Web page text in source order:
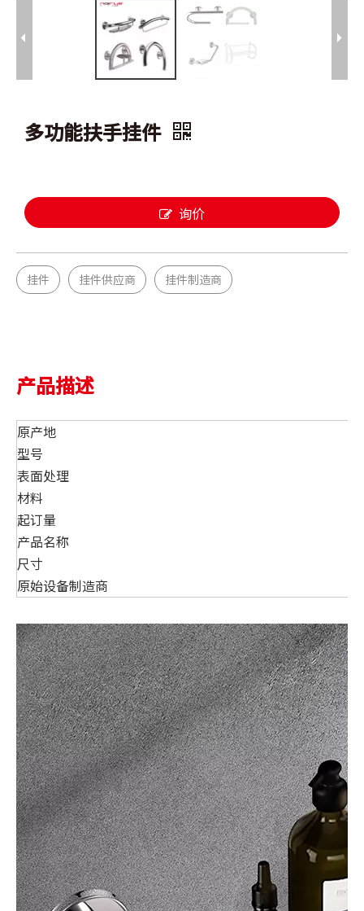
多功能扶手挂件
询价
挂件 挂件供应商 挂件制造商
产品描述
原产地
型号
表面处理
材料
起订量
产品名称
尺寸
原始设备制造商